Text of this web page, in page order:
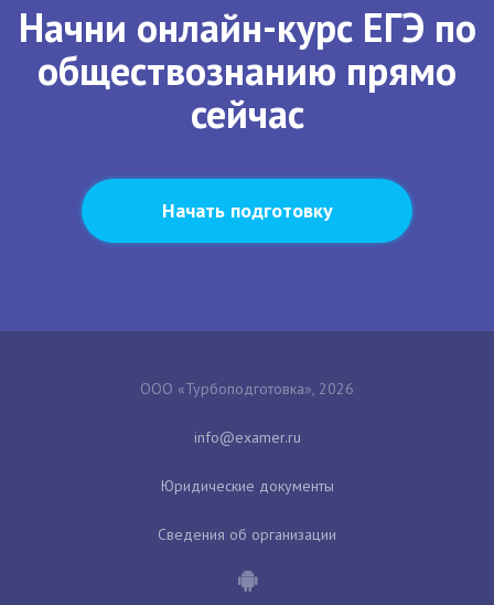
Начни онлайн-курс ЕГЭ по
обществознанию прямо
сейчас
Начать подготовку
ООО «Турбоподготовка», 2026
Юридические документы
Сведения об организации